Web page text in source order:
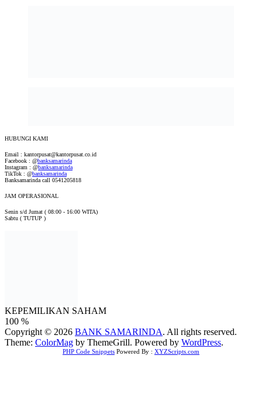
HUBUNGI KAMI
Email : kantorpusat@kantorpusat.co.id
Facebook : @banksamarinda
Instagram : @banksamarinda
TikTok : @banksamarinda
Banksamarinda call 0541205818
JAM OPERASIONAL
Senin s/d Jumat ( 08:00 - 16:00 WITA)
Sabtu ( TUTUP )
KEPEMILIKAN SAHAM
100 %
Copyright © 2026 BANK SAMARINDA. All rights reserved.
Theme: ColorMag by ThemeGrill. Powered by WordPress.
PHP Code Snippets Powered By : XYZScripts.com